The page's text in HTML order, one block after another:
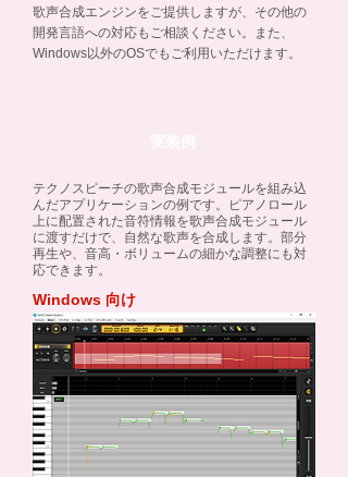
歌声合成エンジンをご提供しますが、その他の
開発言語への対応もご相談ください。また、
Windows以外のOSでもご利用いただけます。
テクノスピーチの歌声合成モジュールを組み込
んだアプリケーションの例です。ピアノロール
上に配置された音符情報を歌声合成モジュール
に渡すだけで、自然な歌声を合成します。部分
再生や、音高・ボリュームの細かな調整にも対
応できます。
Windows 向け